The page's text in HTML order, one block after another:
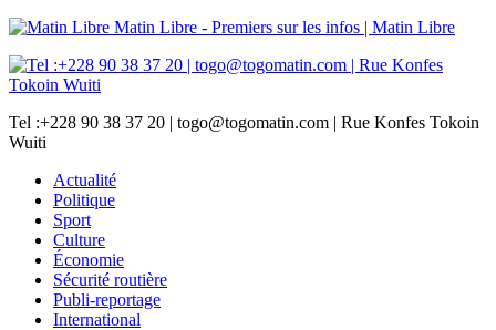
Matin Libre - Premiers sur les infos | Matin Libre
Tel :+228 90 38 37 20 | togo@togomatin.com | Rue Konfes Tokoin
Wuiti
Actualité
Politique
Sport
Culture
Économie
Sécurité routière
Publi-reportage
International